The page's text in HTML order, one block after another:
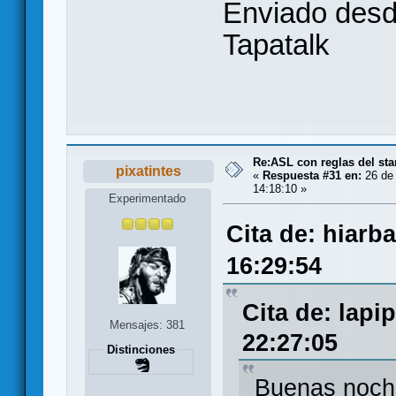
Enviado
Tapatalk
pixatintes
Experimentado
Mensajes: 381
Distinciones
Re:ASL con reglas del
« Respuesta #31 en: 26
14:18:10 »
Cita de:
16:29:54
Cita de:
22:27:05
Buenas